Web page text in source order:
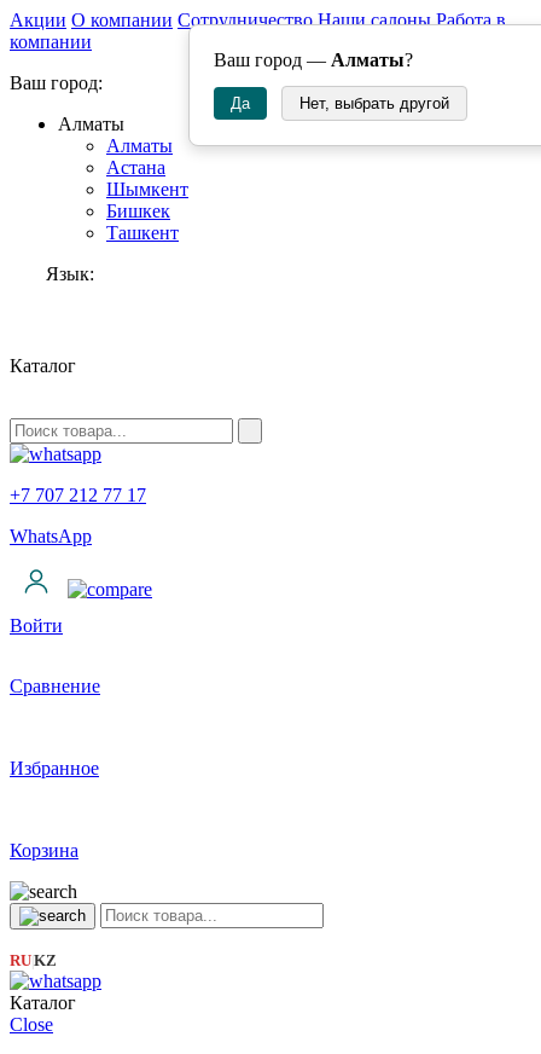
Ваш город — Алматы?
Да Нет, выбрать другой
Акции О компании Сотрудничество Наши салоны Работа в
компании
Ваш город:
Алматы
Алматы
Астана
Шымкент
Бишкек
Ташкент
Язык:
Каталог
+7 707 212 77 17
WhatsApp
Войти
Сравнение
Избранное
Корзина
RU|KZ
Каталог
Close